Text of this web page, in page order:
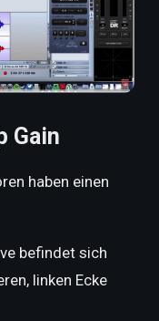
Gain
haben einen
befindet sich
linken Ecke